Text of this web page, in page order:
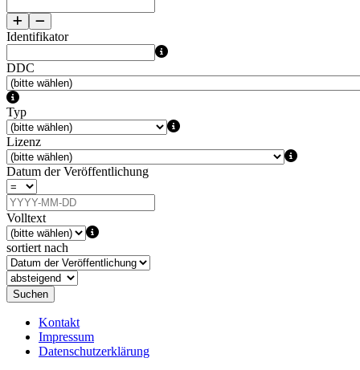
Identifikator
DDC
Typ
Lizenz
Datum der Veröffentlichung
Volltext
sortiert nach
Suchen
Kontakt
Impressum
Datenschutzerklärung